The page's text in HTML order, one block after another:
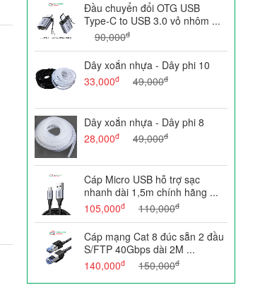
Đầu chuyển đổi OTG USB
Type-C to USB 3.0 vỏ nhôm ...
90,000đ
Dây xoắn nhựa - Dây phi 10
33,000đ 49,000đ
Dây xoắn nhựa - Dây phi 8
28,000đ 49,000đ
Cáp Micro USB hỗ trợ sạc
nhanh dài 1,5m chính hãng ...
105,000đ 110,000đ
Cáp mạng Cat 8 đúc sẵn 2 đầu
S/FTP 40Gbps dài 2M ...
140,000đ 150,000đ